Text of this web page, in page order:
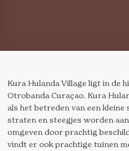
Kura Hulanda Village ligt in de
Otrobanda Curaçao. Kura
als het betreden van een kleine
straten en steegjes worden
omgeven door prachtig
vindt er ook prachtige tuinen